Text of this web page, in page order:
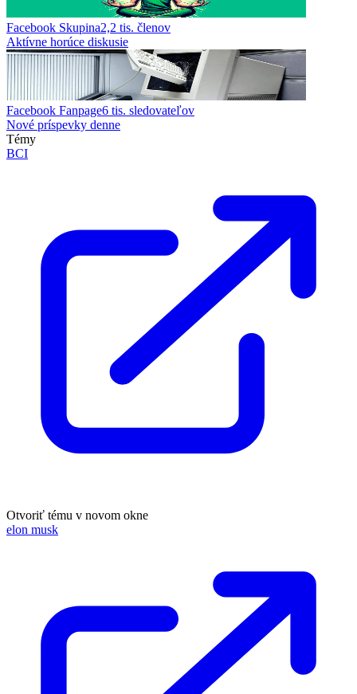
Facebook Skupina2,2 tis. členov
Aktívne horúce diskusie
Facebook Fanpage6 tis. sledovateľov
Nové príspevky denne
Témy
BCI
Otvoriť tému v novom okne
elon musk